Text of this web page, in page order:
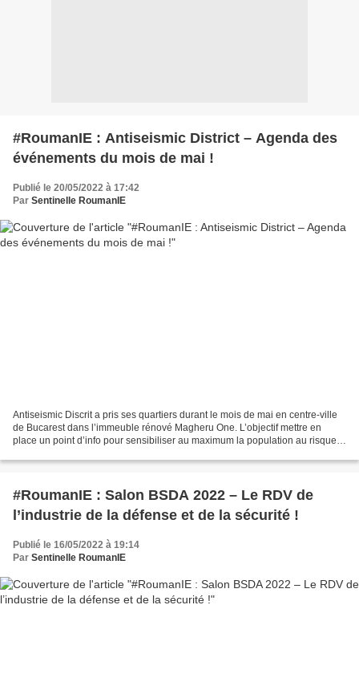
#RoumanIE : Antiseismic District – Agenda des
événements du mois de mai !
Publié le 20/05/2022 à 17:42
Par Sentinelle RoumanIE
Antiseismic Discrit a pris ses quartiers durant le mois de mai en centre-ville
de Bucarest dans l’immeuble rénové Magheru One. L’objectif mettre en
place un point d’info pour sensibiliser au maximum la population au risque
#RoumanIE : Salon BSDA 2022 – Le RDV de
l’industrie de la défense et de la sécurité !
Publié le 16/05/2022 à 19:14
Par Sentinelle RoumanIE